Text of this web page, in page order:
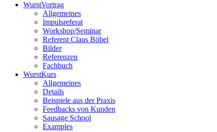
WurstVortrag
Allgemeines
Impulsreferat
Workshop/Seminar
Referent Claus Böbel
Bilder
Referenzen
Fachbuch
WurstKurs
Allgemeines
Details
Beispiele aus der Praxis
Feedbacks von Kunden
Sausage School
Examples